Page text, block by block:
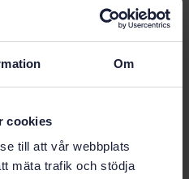
Om
cookies
till att vår webbplats
mäta trafik och stödja
2026!
, från Kommunikation
frågor och beslut.